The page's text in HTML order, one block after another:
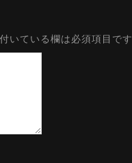
いている欄は必須項目です